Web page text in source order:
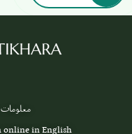
in English